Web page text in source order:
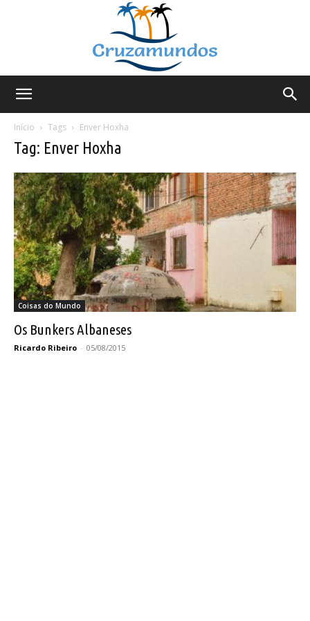
Início
Tags Enver Hoxha
Tag: Enver Hoxha
Coisas do Mundo
Os Bunkers Albaneses
Ricardo Ribeiro - 05/08/2015